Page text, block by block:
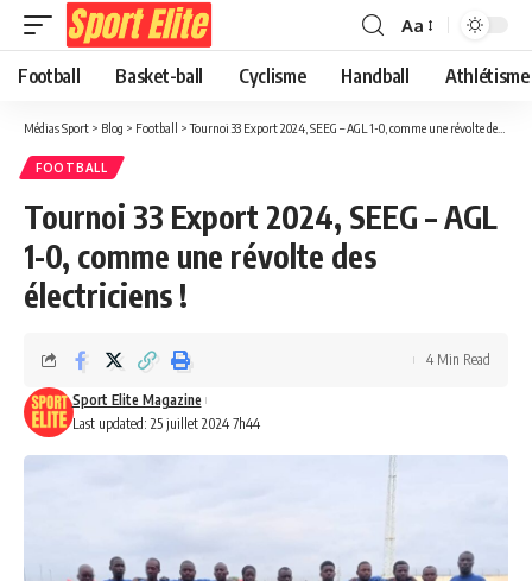
Aa
Football Basket-ball Cyclisme Handball Athlétisme
Médias Sport > Blog > Football >Tournoi 33 Export 2024, SEEG – AGL 1-0, comme une révolte des électriciens !
FOOTBALL
Tournoi 33 Export 2024, SEEG – AGL
1-0, comme une révolte des
électriciens !
Last updated: 25 juillet 2024 7h44
Sport Elite Magazine
4 Min Read